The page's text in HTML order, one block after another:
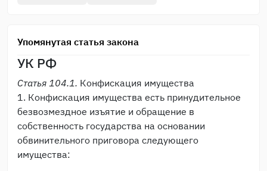
Упомянутая статья закона
УК РФ
Статья 104.1. Конфискация имущества
1. Конфискация имущества есть принудительное
безвозмездное изъятие и обращение в
собственность государства на основании
обвинительного приговора следующего
имущества: